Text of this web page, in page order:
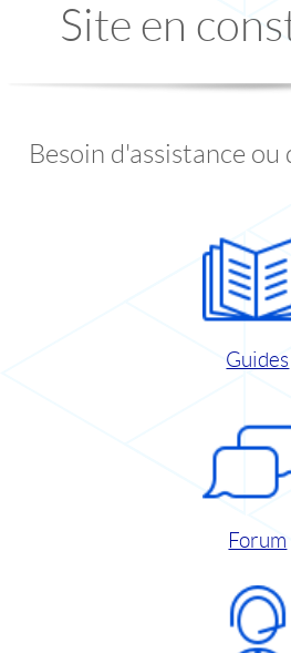
Site en
Besoin d'assistance
Guides
Forum